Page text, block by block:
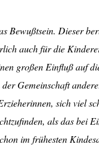
Bewußtsein. Dieser
auch für die
großen Einfluß auf
Gemeinschaft
sich viel
als das bei
im frühesten